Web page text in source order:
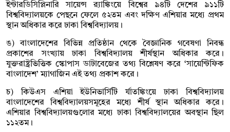
ইন্টারডিসিপ্লিনারি সায়েন্স র‍্যাঙ্কিংয়ে বিশ্বের ৯৪টি দেশের ৯১১টি
বিশ্ববিদ্যালয়কে পেছনে ফেলে ৫২তম এবং দক্ষিণ এশিয়ার মধ্যে প্রথম
স্থান অধিকার করে ঢাকা বিশ্ববিদ্যালয়।
ঙ) বাংলাদেশের বিভিন্ন প্রতিষ্ঠান থেকে বৈজ্ঞানিক গবেষণা নিবন্ধ
প্রকাশের সংখ্যায় ঢাকা বিশ্ববিদ্যালয় শীর্ষস্থান অধিকার করে।
যুক্তরাষ্ট্রভিত্তিক স্কোপাস ডাটাবেজের তথ্য বিশ্লেষণ করে ‘সায়েন্টিফিক
বাংলাদেশ’ ম্যাগাজিন এই তথ্য প্রকাশ করে।
চ) কিউএস এশিয়া ইউনিভার্সিটি র্যাতঙ্কিংয়ে ঢাকা বিশ্ববিদ্যালয়
বাংলাদেশের বিশ্ববিদ্যালয়সমূহের মধ্যে শীর্ষ স্থান অধিকার করে।
এশিয়ার বিশ্ববিদ্যালয়গুলোর মধ্যে ঢাকা বিশ্ববিদ্যালয়ের অবস্থান ছিল
১১২তম।